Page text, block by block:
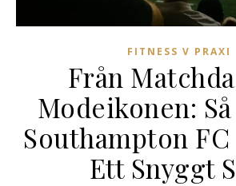
FITNESS V PRAXI
Från
Modeikonen:
Southampton
Ett Snyggt